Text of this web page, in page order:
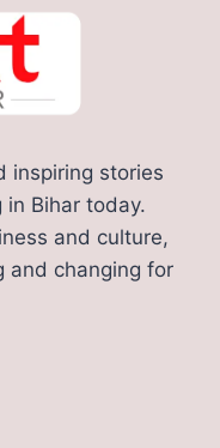
inspiring stories
Bihar today.
and culture,
and changing for